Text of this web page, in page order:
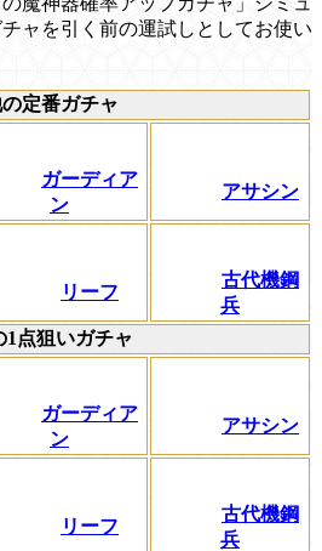
ャを引く前の運試しとしてお使い
定番ガチャ
ガーディア
ン
アサシン
リーフ
古代機鋼
兵
1点狙いガチャ
ガーディア
ン
アサシン
リーフ
古代機鋼
兵